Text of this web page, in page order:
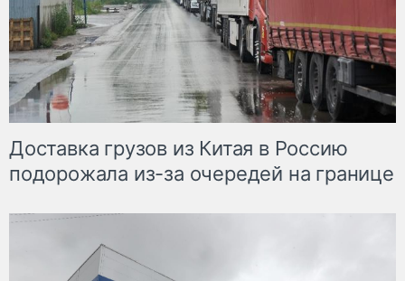
Доставка грузов из Китая в Россию
подорожала из-за очередей на границе